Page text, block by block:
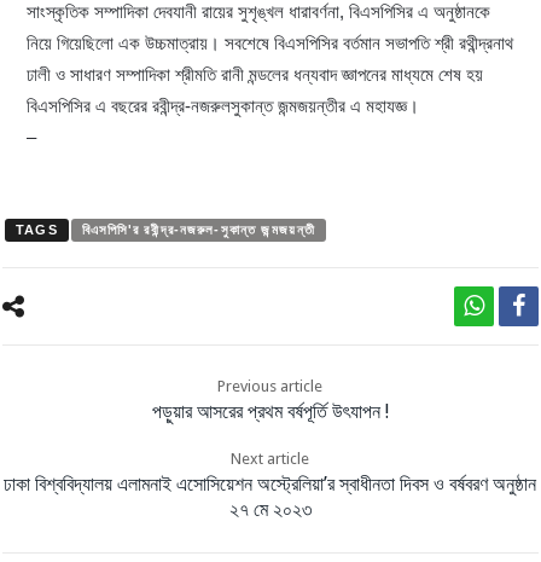
সাংস্কৃতিক সম্পাদিকা দেবযানী রায়ের সুশৃঙ্খল ধারাবর্ণনা, বিএসপিসির এ অনুষ্ঠানকে
নিয়ে গিয়েছিলো এক উচ্চমাত্রায়। সবশেষে বিএসপিসির বর্তমান সভাপতি শ্রী রথীন্দ্রনাথ
ঢালী ও সাধারণ সম্পাদিকা শ্রীমতি রানী মন্ডলের ধন্যবাদ জ্ঞাপনের মাধ্যমে শেষ হয়
বিএসপিসির এ বছরের রবীন্দ্র-নজরুলসুকান্ত জন্মজয়ন্তীর এ মহাযজ্ঞ।
–
TAGS বিএসপিসি'র রবীন্দ্র-নজরুল-সুকান্ত জন্মজয়ন্তী
Previous article
পড়ুয়ার আসরের প্রথম বর্ষপূর্তি উৎযাপন !
Next article
ঢাকা বিশ্ববিদ্যালয় এলামনাই এসোসিয়েশন অস্ট্রেলিয়া’র স্বাধীনতা দিবস ও বর্ষবরণ অনুষ্ঠান
২৭ মে ২০২৩